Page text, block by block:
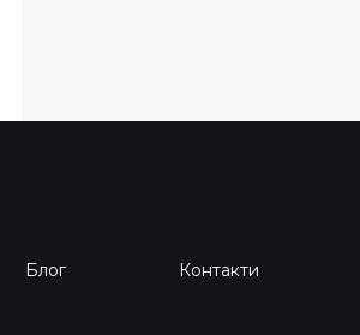
Блог Контакти